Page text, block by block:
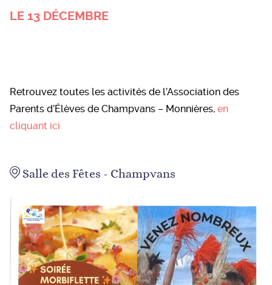
LE 13 DÉCEMBRE
Retrouvez toutes les activités de l’Association des
Parents d’Élèves de Champvans – Monnières, en
cliquant ici
Salle des Fêtes - Champvans